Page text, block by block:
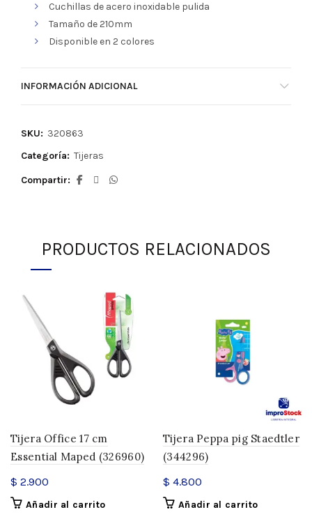
Cuchillas de acero inoxidable pulida
Tamaño de 210mm
Disponible en 2 colores
INFORMACIÓN ADICIONAL
SKU: 320863
Categoría: Tijeras
Compartir
PRODUCTOS RELACIONADOS
Tijera Office 17 cm
Essential Maped (326960)
$ 2.900
Añadir al carrito
Tijera Peppa pig Staedtler
(344296)
$ 4.800
Añadir al carrito